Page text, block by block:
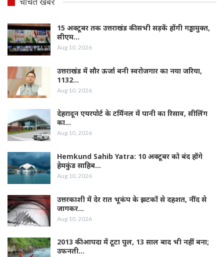
15 अक्टूबर तक उत्तराखंड की सभी सड़कें होंगी गड्ढामुक्त,
सीएम…
Aug 10, 2026
उत्तराखंड में सौर ऊर्जा बनी स्वरोजगार का नया जरिया,
1132…
Aug 10, 2026
देहरादून एयरपोर्ट के टर्मिनल में पानी का रिसाव, सीलिंग
का…
Aug 10, 2026
Hemkund Sahib Yatra: 10 अक्टूबर को बंद होंगे
हेमकुंड साहिब…
Aug 10, 2026
उत्तरकाशी में देर रात भूकंप के झटकों से दहशत, नींद से
जागकर…
Aug 10, 2026
2013 की आपदा में टूटा पुल, 13 साल बाद भी नहीं बना;
उफनती…